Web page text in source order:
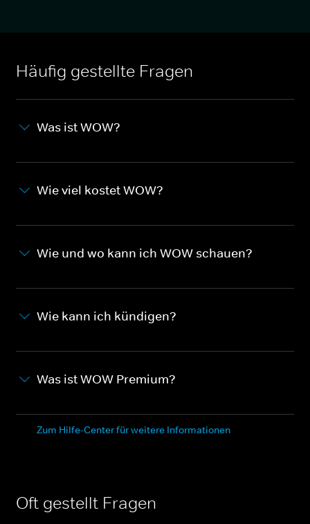
Häufig gestellte Fragen
Was ist WOW?
Wie viel kostet WOW?
Wie und wo kann ich WOW schauen?
Wie kann ich kündigen?
Was ist WOW Premium?
Zum Hilfe-Center für weitere Informationen
Oft gestellt Fragen